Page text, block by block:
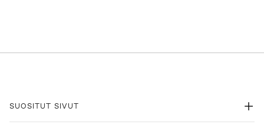
SUOSITUT SIVUT